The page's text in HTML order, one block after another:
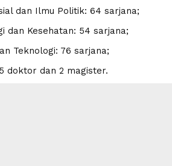
dan Ilmu Politik: 64 sarjana;
dan Kesehatan: 54 sarjana;
Teknologi: 76 sarjana;
doktor dan 2 magister.